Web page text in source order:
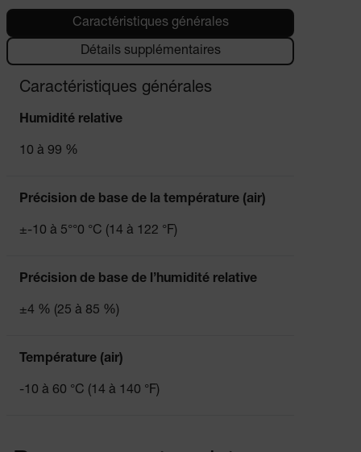
Caractéristiques générales
Détails supplémentaires
Caractéristiques générales
Humidité relative
10 à 99 %
Précision de base de la température (air)
±-10 à 5°°0 °C (14 à 122 °F)
Précision de base de l’humidité relative
±4 % (25 à 85 %)
Température (air)
-10 à 60 °C (14 à 140 °F)